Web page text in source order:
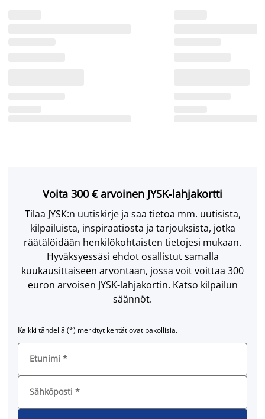
Voita 300 € arvoinen JYSK-lahjakortti
Tilaa JYSK:n uutiskirje ja saa tietoa mm. uutisista,
kilpailuista, inspiraatiosta ja tarjouksista, jotka
räätälöidään henkilökohtaisten tietojesi mukaan.
Hyväksyessäsi ehdot osallistut samalla
kuukausittaiseen arvontaan, jossa voit voittaa 300
euron arvoisen JYSK-lahjakortin. Katso kilpailun
säännöt.
Kaikki tähdellä (*) merkityt kentät ovat pakollisia.
Etunimi *
Sähköposti *